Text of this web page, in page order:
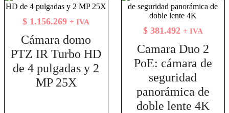
$ 1.156.269 + IVA
Cámara domo
PTZ IR Turbo HD
de 4 pulgadas y 2
MP 25X
$381.492 + IVA
Camara Duo 2
PoE: cámara de
seguridad
panorámica de
doble lente 4K